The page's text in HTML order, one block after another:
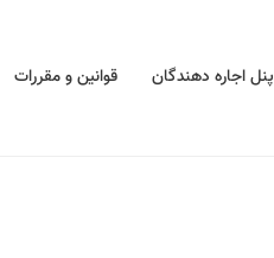
پنل اجاره دهندگان قوانین و مقررات